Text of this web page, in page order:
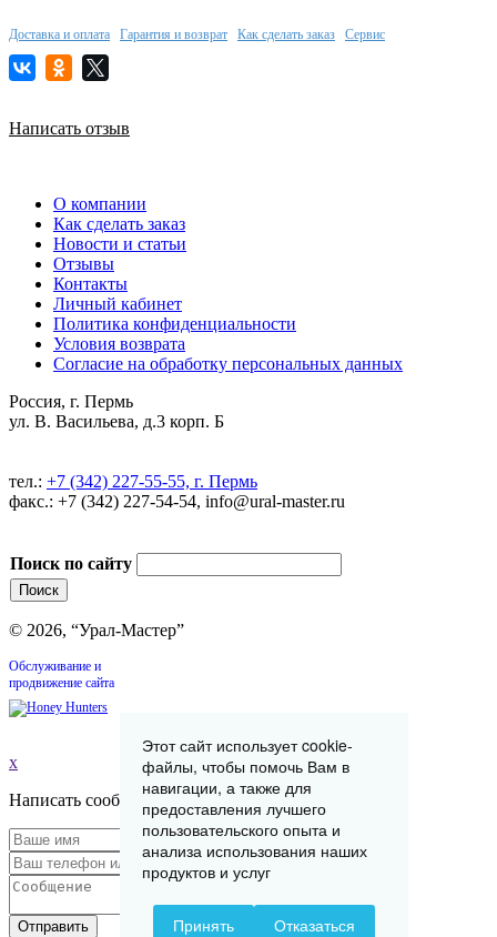
Доставка и оплата Гарантия и возврат Как сделать заказ Сервис
Написать отзыв
О компании
Как сделать заказ
Новости и статьи
Отзывы
Контакты
Личный кабинет
Политика конфиденциальности
Условия возврата
Согласие на обработку персональных данных
Россия, г. Пермь
ул. В. Васильева, д.3 корп. Б
тел.: +7 (342) 227-55-55, г. Пермь
факс.: +7 (342) 227-54-54, info@ural-master.ru
Поиск по сайту
© 2026, “Урал-Мастер”
Обслуживание и
продвижение сайта
x
Написать сообщение
Отправить
Этот сайт использует cookie-
файлы, чтобы помочь Вам в
навигации, а также для
предоставления лучшего
пользовательского опыта и
анализа использования наших
продуктов и услуг
Принять Отказаться